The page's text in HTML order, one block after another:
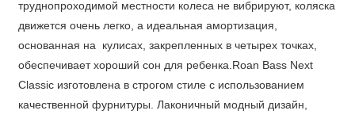
труднопроходимой местности колеса не вибрируют, коляска
движется очень легко, а идеальная амортизация,
основанная на кулисах, закрепленных в четырех точках,
обеспечивает хороший сон для ребенка.Roan Bass Next
Classic изготовлена в строгом стиле с использованием
качественной фурнитуры. Лаконичный модный дизайн,